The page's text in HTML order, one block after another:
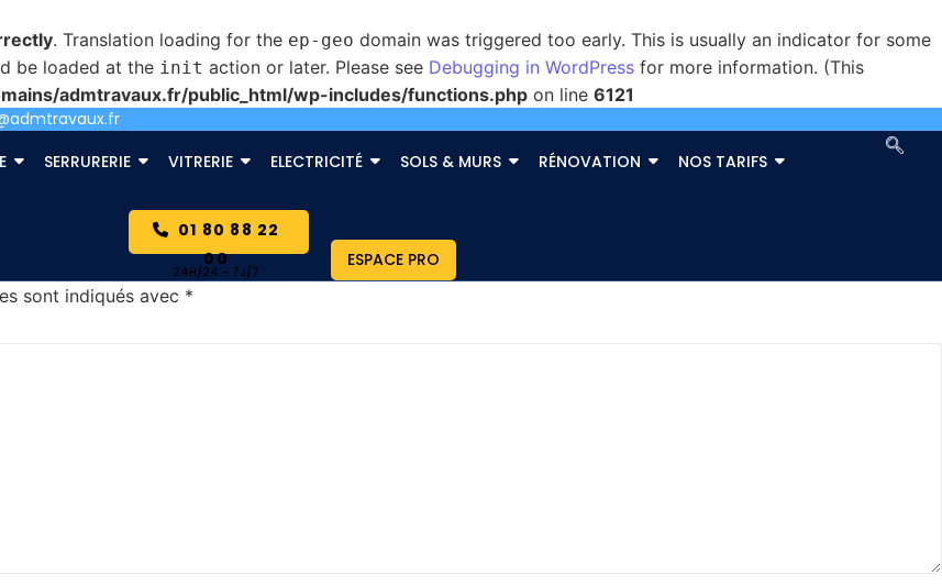
. Translation loading for the ep-geo domain was triggered too early. This is usually an indicator for some
be loaded at the init action or later. Please see Debugging in WordPress for more information. (This
admtravaux.fr/public_html/wp-includes/functions.php on line 6121
SERRURERIE VITRERIE ELECTRICITÉ SOLS & MURS RÉNOVATION NOS TARIFS
01 80 88 22
00
ESPACE PRO
sont indiqués avec *